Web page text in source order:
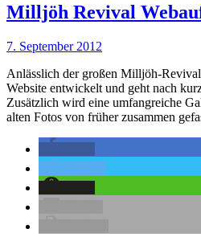
Milljöh Revival
7. September 2012
Anlässlich der großen Milljöh-
Website entwickelt und geht nach
Zusätzlich wird eine umfangreiche
alten Fotos von früher zusammen